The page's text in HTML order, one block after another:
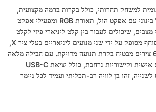
למשחק תחרותי, כולל בקרות ברמה מקצועית,
כולל ג'ויסטיקים בגודל בינוני עם אפקט הול, תאורת RGB ומפעילי אפקט
שיכולים לעבור בין קלט ליניארי פיזי לקלט
דיגיטלי. משוב חוויתי סוחף מסופק על ידי שני מנועים ליניאריים בעלי ציר X,
בעוד שגירוסקופ בעל 6 צירים מבטיח בקרת תנועה מדויקת. עם חבילה מלאה
של כפתורים מותאמים אישית וקישוריות נרחבת, כולל יציאת USB-C
ביט לשנייה, זהו בן לוויה רב-תכליתי ועמיד לכל גיימר